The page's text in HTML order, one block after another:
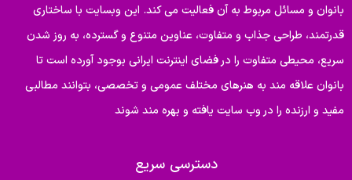
بانوان و مسائل مربوط به آن فعالیت می کند. این وبسایت با ساختاری
قدرتمند، طراحی جذاب و متفاوت، عناوین متنوع و گسترده، به روز شدن
سریع، محیطی متفاوت را در فضای اینترنت ایرانی بوجود آورده است تا
بانوان علاقه مند به هنرهای مختلف عمومی و تخصصی، بتوانند مطالبی
مفید و ارزنده را در وب سایت یافته و بهره مند شوند
دسترسی سریع